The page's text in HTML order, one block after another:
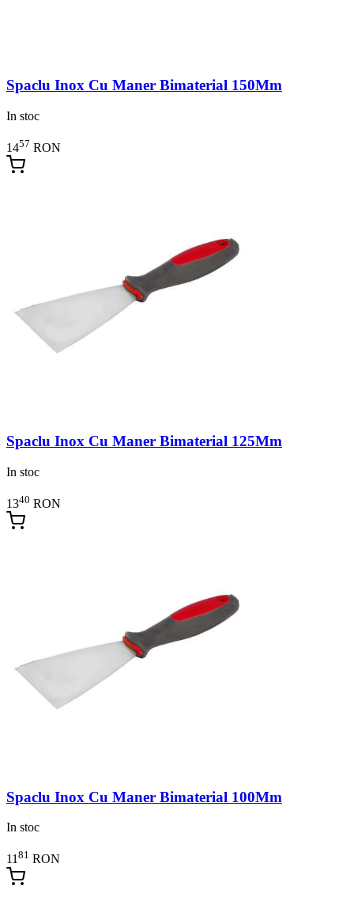
Spaclu Inox Cu Maner Bimaterial 150Mm
In stoc
1457 RON
Spaclu Inox Cu Maner Bimaterial 125Mm
In stoc
1340 RON
Spaclu Inox Cu Maner Bimaterial 100Mm
In stoc
1181 RON